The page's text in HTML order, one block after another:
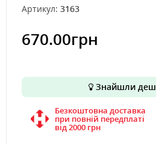
Артикул: 3163
670.00грн
Знайшли
Безкоштовна доставка
при повній передплаті
вiд 2000 грн